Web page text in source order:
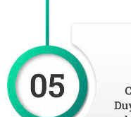
4.Áo thuncao cấp